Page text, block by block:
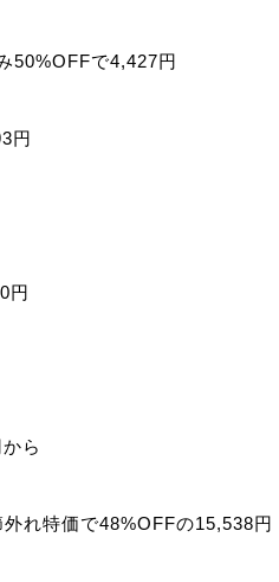
50%OFFで4,427円
円
円
ら
れ特価で48%OFFの15,538円